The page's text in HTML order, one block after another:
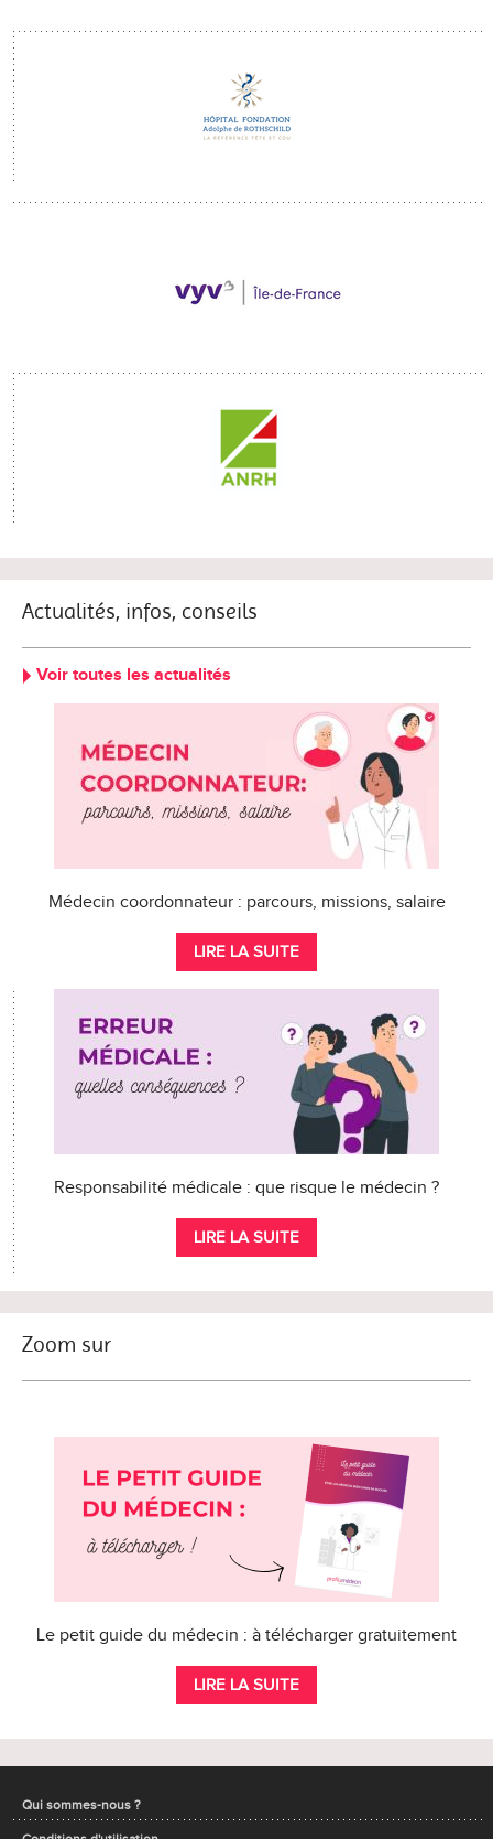
Actualités, infos, conseils
Voir toutes les actualités
Médecin coordonnateur : parcours, missions, salaire
LIRE LA SUITE
Responsabilité médicale : que risque le médecin ?
LIRE LA SUITE
Zoom sur
Le petit guide du médecin : à télécharger gratuitement
LIRE LA SUITE
Qui sommes-nous ?